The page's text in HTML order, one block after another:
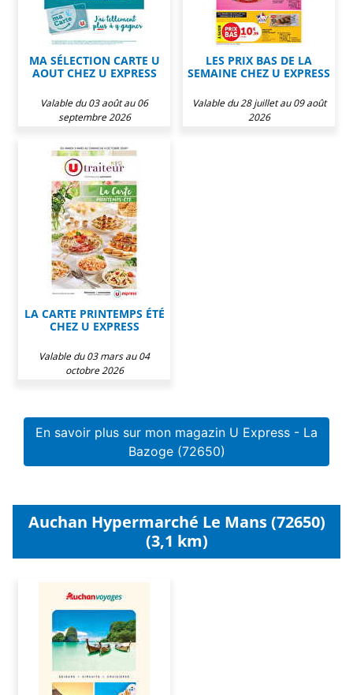
MA SÉLECTION CARTE U
AOUT CHEZ U EXPRESS
Valable du 03 août au 06
septembre 2026
LES PRIX BAS DE LA
SEMAINE CHEZ U EXPRESS
Valable du 28 juillet au 09 août
2026
LA CARTE PRINTEMPS ÉTÉ
CHEZ U EXPRESS
Valable du 03 mars au 04
octobre 2026
En savoir plus sur mon magazin U Express - La
Bazoge (72650)
Auchan Hypermarché Le Mans (72650)
(3,1 km)